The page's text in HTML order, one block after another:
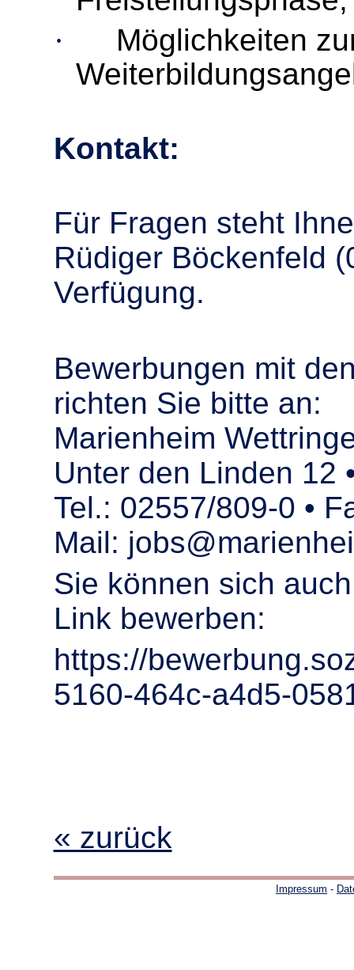
·
Möglichkeiten
Kontakt:
Für Fragen steht
Rüdiger Böckenfeld
Verfügung.
Bewerbungen mit
richten Sie bitte an:
Marienheim
Unter den Linden 12
Tel.: 02557/809-0 •
Mail:
Sie können sich
Link bewerben:
https://
5160-464c-a4d5-
« zurück
Impressum -